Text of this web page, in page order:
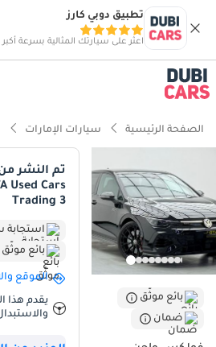
تطبيق دوبي كارز
اعثر على سيارتك المثالية بسرعة أكبر
الصفحة الرئيسية سيارات الإمارات
بائع موثّق
ضمان
تم النشر
Used Cars
Trading 3
استجابة
بائع موثّق
الموقع
يقدم هذا